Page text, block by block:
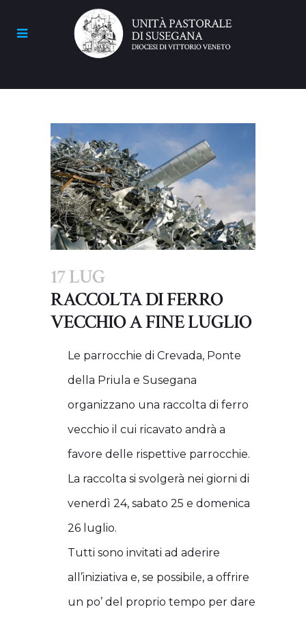
17 LUG
RACCOLTA DI FERRO
VECCHIO A FINE LUGLIO
Le parrocchie di Crevada, Ponte
della Priula e Susegana
organizzano una raccolta di ferro
vecchio il cui ricavato andrà a
favore delle rispettive parrocchie.
La raccolta si svolgerà nei giorni di
venerdì 24, sabato 25 e domenica
26 luglio.
Tutti sono invitati ad aderire
all’iniziativa e, se possibile, a offrire
un po’ del proprio tempo per dare